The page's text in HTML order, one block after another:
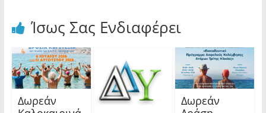
Ίσως Σας Ενδιαφέρει
Δωρεάν
Δωρεάν